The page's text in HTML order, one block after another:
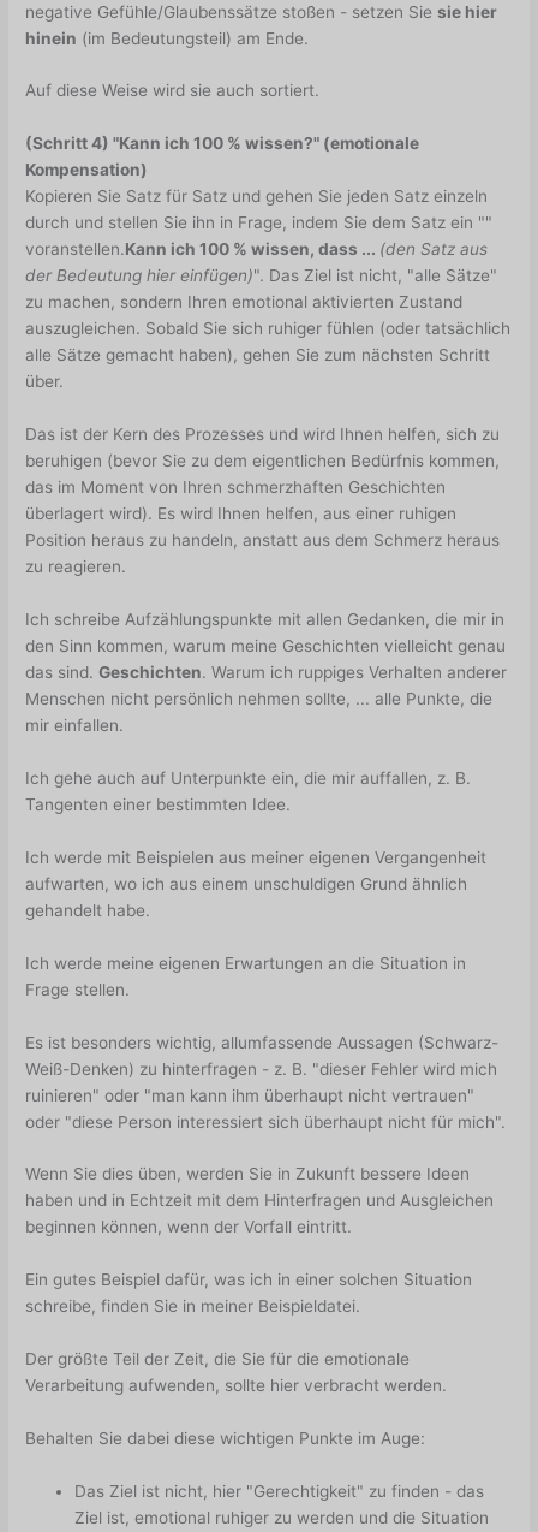
negative Gefühle/Glaubenssätze stoßen - setzen Siesie hier
hinein (im Bedeutungsteil) am Ende.
Auf diese Weise wird sie auch sortiert.
(Schritt 4) "Kann ich 100 % wissen?" (emotionale
Kompensation)
Kopieren Sie Satz für Satz und gehen Sie jeden Satz einzeln
durch und stellen Sie ihn in Frage, indem Sie dem Satz ein ""
voranstellen.Kann ich 100 % wissen, dass ... (den Satz aus
der Bedeutung hier einfügen)". Das Ziel ist nicht, "alle Sätze"
zu machen, sondern Ihren emotional aktivierten Zustand
auszugleichen. Sobald Sie sich ruhiger fühlen (oder tatsächlich
alle Sätze gemacht haben), gehen Sie zum nächsten Schritt
über.
Das ist der Kern des Prozesses und wird Ihnen helfen, sich zu
beruhigen (bevor Sie zu dem eigentlichen Bedürfnis kommen,
das im Moment von Ihren schmerzhaften Geschichten
überlagert wird). Es wird Ihnen helfen, aus einer ruhigen
Position heraus zu handeln, anstatt aus dem Schmerz heraus
zu reagieren.
Ich schreibe Aufzählungspunkte mit allen Gedanken, die mir in
den Sinn kommen, warum meine Geschichten vielleicht genau
das sind.Geschichten. Warum ich ruppiges Verhalten anderer
Menschen nicht persönlich nehmen sollte, ... alle Punkte, die
mir einfallen.
Ich gehe auch auf Unterpunkte ein, die mir auffallen, z. B.
Tangenten einer bestimmten Idee.
Ich werde mit Beispielen aus meiner eigenen Vergangenheit
aufwarten, wo ich aus einem unschuldigen Grund ähnlich
gehandelt habe.
Ich werde meine eigenen Erwartungen an die Situation in
Frage stellen.
Es ist besonders wichtig, allumfassende Aussagen (Schwarz-
Weiß-Denken) zu hinterfragen - z. B. "dieser Fehler wird mich
ruinieren" oder "man kann ihm überhaupt nicht vertrauen"
oder "diese Person interessiert sich überhaupt nicht für mich".
Wenn Sie dies üben, werden Sie in Zukunft bessere Ideen
haben und in Echtzeit mit dem Hinterfragen und Ausgleichen
beginnen können, wenn der Vorfall eintritt.
Ein gutes Beispiel dafür, was ich in einer solchen Situation
schreibe, finden Sie in meiner Beispieldatei.
Der größte Teil der Zeit, die Sie für die emotionale
Verarbeitung aufwenden, sollte hier verbracht werden.
Behalten Sie dabei diese wichtigen Punkte im Auge:
Das Ziel ist nicht, hier "Gerechtigkeit" zu finden - das
Ziel ist, emotional ruhiger zu werden und die Situation